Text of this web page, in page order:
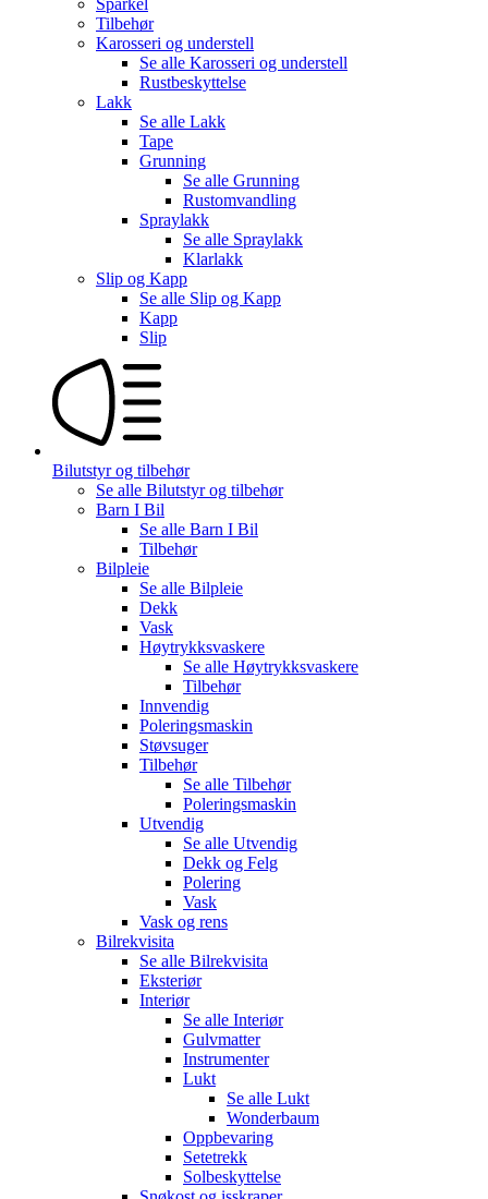
Tilbehør
Karosseri og understell
Se alle Karosseri og understell
Rustbeskyttelse
Lakk
Se alle Lakk
Tape
Grunning
Se alle Grunning
Rustomvandling
Spraylakk
Se alle Spraylakk
Klarlakk
Slip og Kapp
Se alle Slip og Kapp
Kapp
Slip
Bilutstyr og tilbehør
Se alle Bilutstyr og tilbehør
Barn I Bil
Se alle Barn I Bil
Tilbehør
Bilpleie
Se alle Bilpleie
Dekk
Vask
Høytrykksvaskere
Se alle Høytrykksvaskere
Tilbehør
Innvendig
Poleringsmaskin
Støvsuger
Tilbehør
Se alle Tilbehør
Poleringsmaskin
Utvendig
Se alle Utvendig
Dekk og Felg
Polering
Vask
Vask og rens
Bilrekvisita
Se alle Bilrekvisita
Eksteriør
Interiør
Se alle Interiør
Gulvmatter
Instrumenter
Lukt
Se alle Lukt
Wonderbaum
Oppbevaring
Setetrekk
Solbeskyttelse